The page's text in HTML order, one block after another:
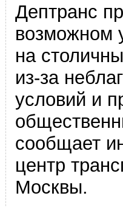
Дептранс
возможном
на
из-за
условий и
сообщает
центр
Москвы.